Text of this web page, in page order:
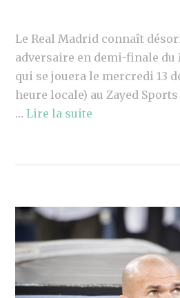
Le Real Madrid connaît
adversaire en demi-finale du
qui se jouera le mercredi 13
heure locale) au Zayed Sports
…Lire la suite